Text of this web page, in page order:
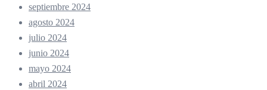
septiembre 2024
agosto 2024
julio 2024
junio 2024
mayo 2024
abril 2024